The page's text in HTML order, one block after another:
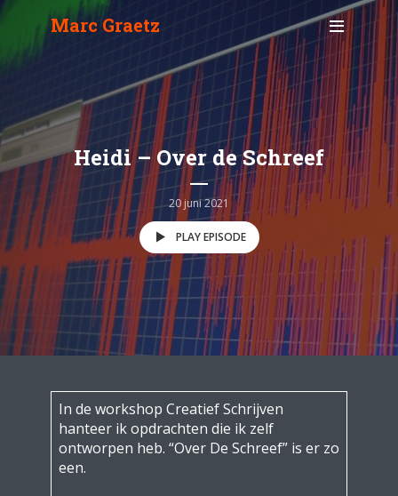
Marc Graetz
Heidi – Over de Schreef
20 juni 2021
PLAY EPISODE
In de workshop Creatief Schrijven
hanteer ik opdrachten die ik zelf
ontworpen heb. “Over De Schreef” is er zo
een.